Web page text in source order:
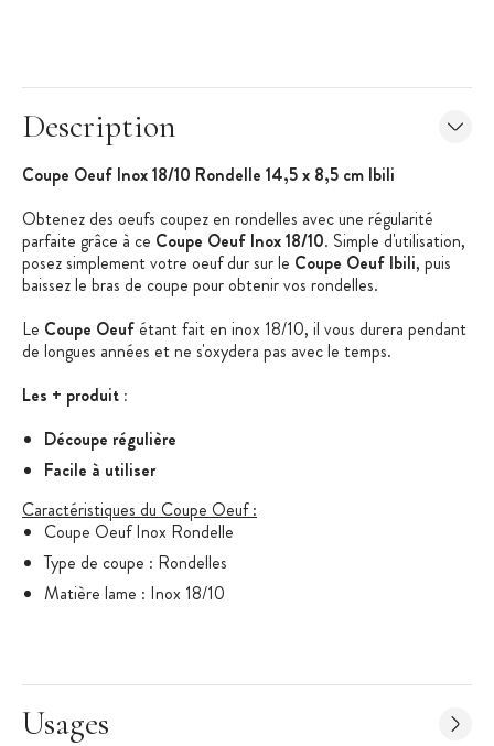
Description
Coupe Oeuf Inox 18/10 Rondelle 14,5 x 8,5 cm Ibili
Obtenez des oeufs coupez en rondelles avec une régularité
parfaite grâce à ce Coupe Oeuf Inox 18/10. Simple d'utilisation,
posez simplement votre oeuf dur sur le Coupe Oeuf Ibili, puis
baissez le bras de coupe pour obtenir vos rondelles.
Le Coupe Oeuf étant fait en inox 18/10, il vous durera pendant
de longues années et ne s'oxydera pas avec le temps.
Les + produit :
Découpe régulière
Facile à utiliser
Caractéristiques du Coupe Oeuf :
Coupe Oeuf Inox Rondelle
Type de coupe : Rondelles
Matière lame : Inox 18/10
Usages